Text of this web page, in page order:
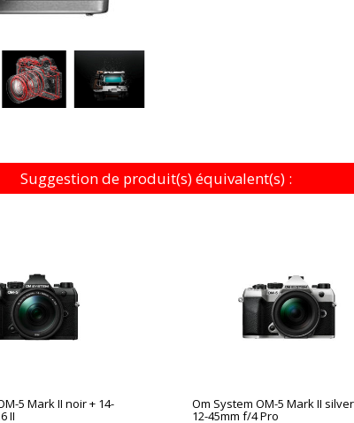
Suggestion de produit(s) équivalent(s) :
5 Mark II noir + 14-
II
Om System OM-5 Mark II silver
12-45mm f/4 Pro